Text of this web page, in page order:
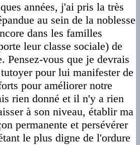
années, j'ai pris la très
au sein de la noblesse
dans les familles
leur classe sociale) de
Pensez-vous que je devrais
pour lui manifester de
pour améliorer notre
rien donné et il n'y a rien
à son niveau, établir ma
permanente et persévérer
le plus digne de l'ordure